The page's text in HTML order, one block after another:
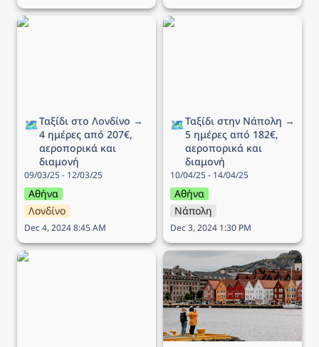
Ταξίδι στο Λονδίνο → 4
🗺️Ταξίδι στο Λονδίνο →
4 ημέρες από 207€,
αεροπορικά και
διαμονή
09/03/25 - 12/03/25
Αθήνα
Λονδίνο
Dec 4, 2024 8:45 AM
Ταξίδι στην Νάπολη → 5
🗺️Ταξίδι στην Νάπολη →
5 ημέρες από 182€,
αεροπορικά και
διαμονή
10/04/25 - 14/04/25
Αθήνα
Νάπολη
Dec 3, 2024 1:30 PM
Ταξίδι στο Ντουμπρόβνικ
Ταξίδι στo Μπέργκεν → 6
ημέρες από 336€,
αεροπορικά και διαμονή